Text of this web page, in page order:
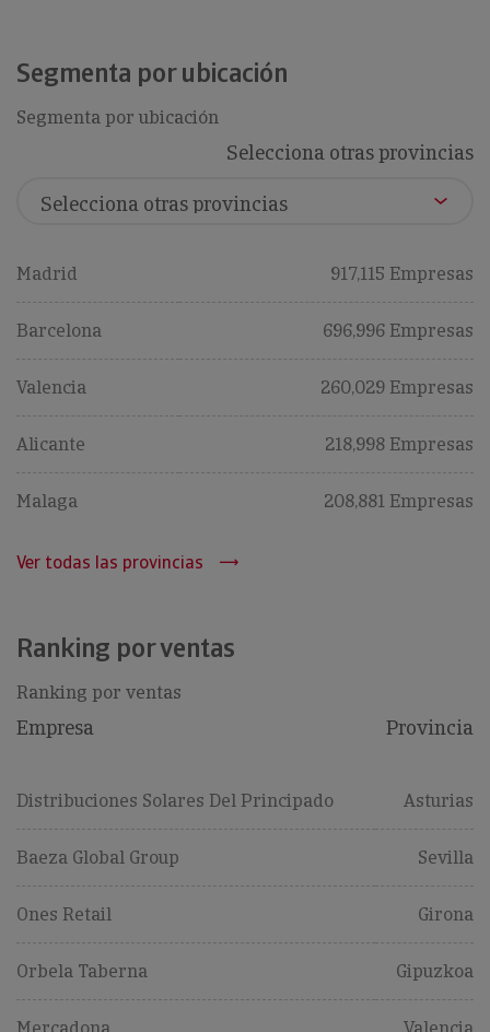
Segmenta por ubicación
Segmenta por ubicación
Selecciona otras provincias
Madrid 917,115 Empresas
Barcelona 696,996 Empresas
Valencia 260,029 Empresas
Alicante 218,998 Empresas
Malaga 208,881 Empresas
Ver todas las provincias
Ranking por ventas
Ranking por ventas
Empresa Provincia
Distribuciones Solares Del Principado Asturias
Baeza Global Group Sevilla
Ones Retail Girona
Orbela Taberna Gipuzkoa